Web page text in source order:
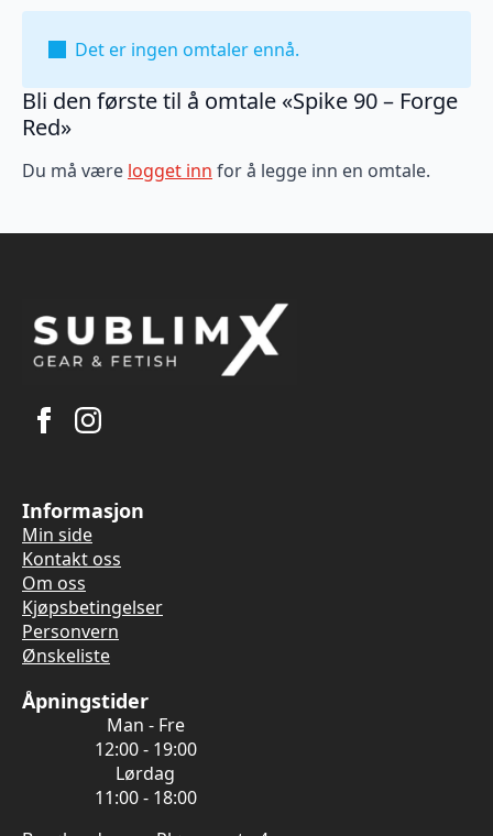
Det er ingen omtaler ennå.
Bli den første til å omtale «Spike 90 – Forge
Red»
Du må være logget inn for å legge inn en omtale.
Informasjon
Min side
Kontakt oss
Om oss
Kjøpsbetingelser
Personvern
Ønskeliste
Åpningstider
Man - Fre
12:00 - 19:00
Lørdag
11:00 - 18:00